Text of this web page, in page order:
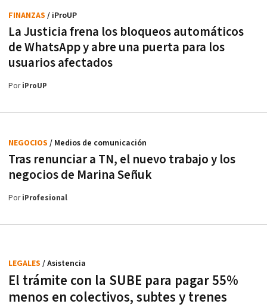
La Justicia frena los bloqueos automáticos
de WhatsApp y abre una puerta para los
usuarios afectados
FINANZAS / iProUP
PoriProUP
Tras renunciar a TN, el nuevo trabajo y los
negocios de Marina Señuk
NEGOCIOS / Medios de comunicación
PoriProfesional
El trámite con la SUBE para pagar 55%
menos en colectivos, subtes y trenes
LEGALES / Asistencia